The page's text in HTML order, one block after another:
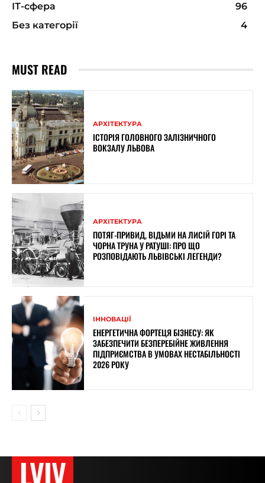
ІТ-сфера
96
Без категорії
4
MUST READ
АРХІТЕКТУРА
ІСТОРІЯ ГОЛОВНОГО ЗАЛІЗНИЧНОГО
ВОКЗАЛУ ЛЬВОВА
АРХІТЕКТУРА
ПОТЯГ-ПРИВИД, ВІДЬМИ НА ЛИСІЙ ГОРІ ТА
ЧОРНА ТРУНА У РАТУШІ: ПРО ЩО
РОЗПОВІДАЮТЬ ЛЬВІВСЬКІ ЛЕГЕНДИ?
ІННОВАЦІЇ
ЕНЕРГЕТИЧНА ФОРТЕЦЯ БІЗНЕСУ: ЯК
ЗАБЕЗПЕЧИТИ БЕЗПЕРЕБІЙНЕ ЖИВЛЕННЯ
ПІДПРИЄМСТВА В УМОВАХ НЕСТАБІЛЬНОСТІ
2026 РОКУ
LVIV